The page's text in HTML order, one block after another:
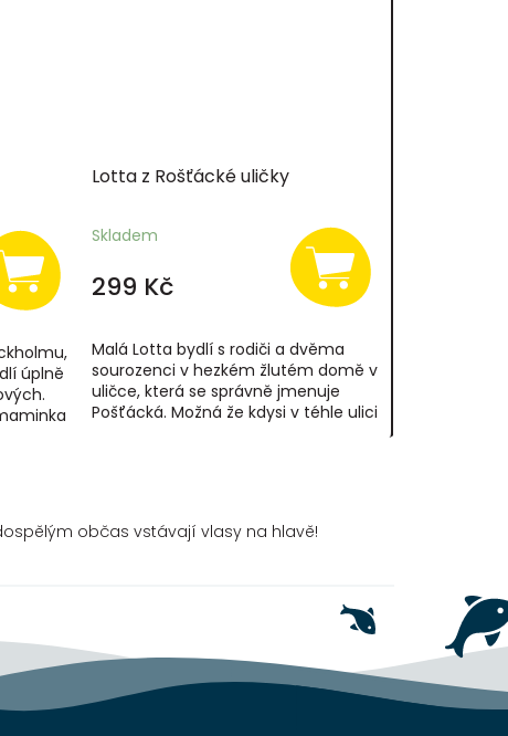
úplně
Lotta z Rošťácké uličky
Skladem
299 Kč
Malá Lotta bydlí s rodiči a dvěma
sourozenci v hezkém žlutém domě v
uličce, která se správně jmenuje
Pošťácká. Možná že kdysi v téhle ulici
občas vstávají vlasy na hlavě!